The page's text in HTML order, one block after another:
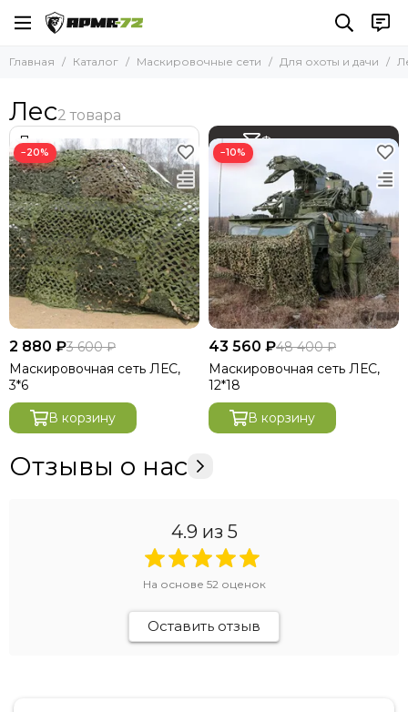
Маскировочные сети
Для охоты и дачи
Для охоты и дачи
Лес
Снег
Комплектующие для маскировочных сетей
Главная Каталог Маскировочные сети Для охоты и дачи
Лес
Фильтр товаров
−20%
2 880 ₽3 600 ₽
Маскировочная сеть ЛЕС,
3*6
В корзину
−10%
43 560 ₽48 400 ₽
Маскировочная сеть ЛЕС,
12*18
В корзину
Отзывы о нас
4.9 из 5
На основе 52оценок
Оставить отзыв